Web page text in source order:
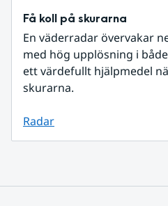
Få koll på skurarna
En väderradar övervakar
med hög upplösning i
ett värdefullt hjälpmedel
skurarna.
Radar